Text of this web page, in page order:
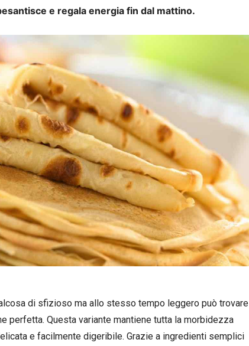
e regala energia fin dal mattino.
di sfizioso ma allo stesso tempo leggero può trovare
perfetta. Questa variante mantiene tutta la morbidezza
e facilmente digeribile. Grazie a ingredienti semplici